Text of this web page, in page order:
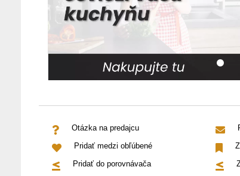
Otázka na predajcu
Pridať medzi obľúbené
Pridať do porovnávača